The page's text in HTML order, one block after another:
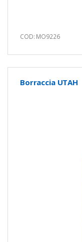
COD: MO9226
Borraccia UTAH